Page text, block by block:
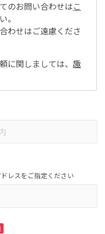
のお問い合わせはこ
。
わせはご遠慮くださ
に関しましては、 趣
レスをご指定ください